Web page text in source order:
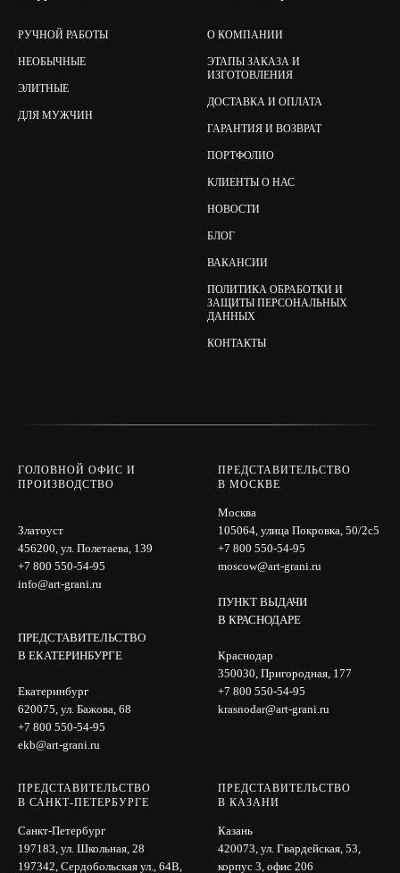
РУЧНОЙ РАБОТЫ
НЕОБЫЧНЫЕ
ЭЛИТНЫЕ
ДЛЯ МУЖЧИН
О КОМПАНИИ
ЭТАПЫ ЗАКАЗА И
ИЗГОТОВЛЕНИЯ
ДОСТАВКА И ОПЛАТА
ГАРАНТИЯ И ВОЗВРАТ
ПОРТФОЛИО
КЛИЕНТЫ О НАС
НОВОСТИ
БЛОГ
ВАКАНСИИ
ПОЛИТИКА ОБРАБОТКИ И
ЗАЩИТЫ ПЕРСОНАЛЬНЫХ
ДАННЫХ
КОНТАКТЫ
ГОЛОВНОЙ ОФИС И
ПРОИЗВОДСТВО
Златоуст
456200, ул. Полетаева, 139
+7 800 550-54-95
info@art-grani.ru
ПРЕДСТАВИТЕЛЬСТВО
В ЕКАТЕРИНБУРГЕ
Екатеринбург
620075, ул. Бажова, 68
+7 800 550-54-95
ekb@art-grani.ru
ПРЕДСТАВИТЕЛЬСТВО
В МОСКВЕ
Москва
105064, улица Покровка, 50/2с5
+7 800 550-54-95
moscow@art-grani.ru
ПУНКТ ВЫДАЧИ
В КРАСНОДАРЕ
Краснодар
350030, Пригородная, 177
+7 800 550-54-95
krasnodar@art-grani.ru
ПРЕДСТАВИТЕЛЬСТВО
В САНКТ-ПЕТЕРБУРГЕ
Санкт-Петербург
197183, ул. Школьная, 28
197342, Сердобольская ул., 64B,
ПРЕДСТАВИТЕЛЬСТВО
В КАЗАНИ
Казань
420073, ул. Гвардейская, 53,
корпус 3, офис 206